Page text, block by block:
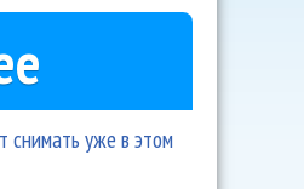
снимать уже в этом